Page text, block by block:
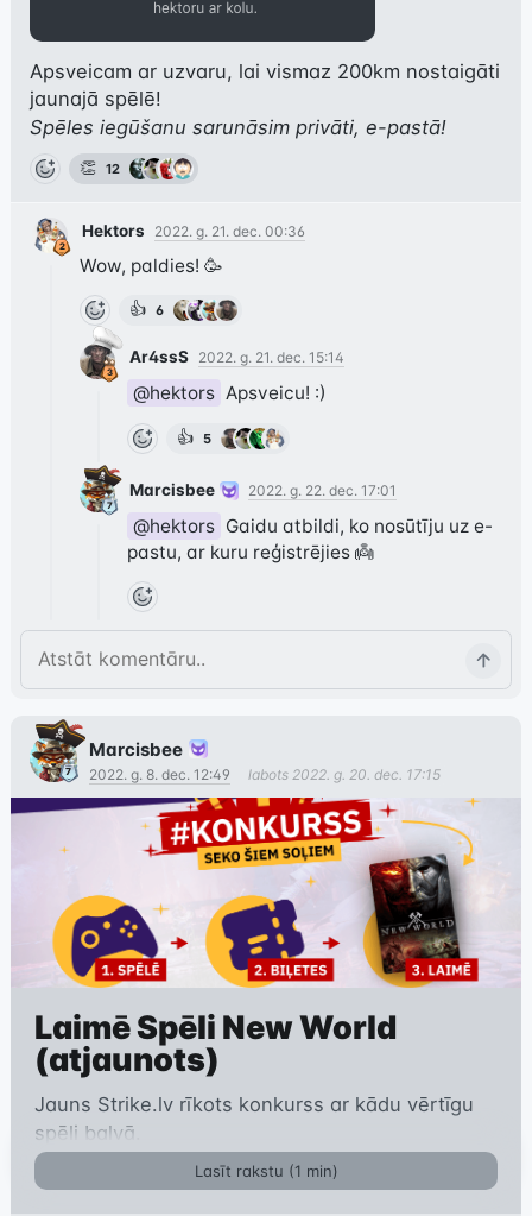
Apsveicam ar uzvaru, lai vismaz 200km nostaigāti
Spēles iegūšanu sarunāsim privāti, e-pastā!
👏 12
Hektors 2022. g. 21. dec. 00:36
Wow, paldies! 🥳
👍 6
Ar4ssS 2022. g. 21. dec. 15:14
@hektors Apsveicu! :)
👍 5
Marcisbee 2022. g. 22. dec. 17:01
@hektors Gaidu atbildi, ko nosūtīju uz e-
pastu, ar kuru reģistrējies 👼
Marcisbee
2022. g. 8. dec. 12:49 labots 2022. g. 20. dec. 17:15
Laimē Spēli New World
(atjaunots)
Jauns Strike.lv rīkots konkurss ar kādu vērtīgu
spēli balvā.
Lasīt rakstu (1 min)